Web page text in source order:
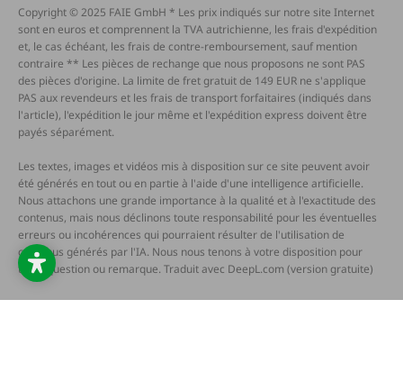
Copyright © 2025 FAIE GmbH * Les prix indiqués sur notre site Internet
sont en euros et comprennent la TVA autrichienne, les frais d'expédition
et, le cas échéant, les frais de contre-remboursement, sauf mention
contraire ** Les pièces de rechange que nous proposons ne sont PAS
des pièces d'origine. La limite de fret gratuit de 149 EUR ne s'applique
PAS aux revendeurs et les frais de transport forfaitaires (indiqués dans
l'article), l'expédition le jour même et l'expédition express doivent être
payés séparément.
Les textes, images et vidéos mis à disposition sur ce site peuvent avoir
été générés en tout ou en partie à l'aide d'une intelligence artificielle.
Nous attachons une grande importance à la qualité et à l'exactitude des
contenus, mais nous déclinons toute responsabilité pour les éventuelles
erreurs ou incohérences qui pourraient résulter de l'utilisation de
contenus générés par l'IA. Nous nous tenons à votre disposition pour
toute question ou remarque. Traduit avec DeepL.com (version gratuite)